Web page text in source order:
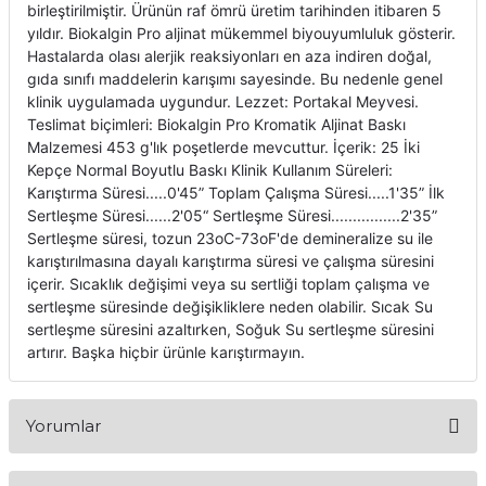
Periodontoloji
Restoratif El Aletleri
birleştirilmiştir. Ürünün raf ömrü üretim tarihinden itibaren 5
yıldır. Biokalgin Pro aljinat mükemmel biyouyumluluk gösterir.
Hastalarda olası alerjik reaksiyonları en aza indiren doğal,
gıda sınıfı maddelerin karışımı sayesinde. Bu nedenle genel
klinik uygulamada uygundur. Lezzet: Portakal Meyvesi.
Teslimat biçimleri: Biokalgin Pro Kromatik Aljinat Baskı
Malzemesi 453 g'lık poşetlerde mevcuttur. İçerik: 25 İki
Kepçe Normal Boyutlu Baskı Klinik Kullanım Süreleri:
Karıştırma Süresi.....0'45” Toplam Çalışma Süresi.....1'35” İlk
Sertleşme Süresi......2'05“ Sertleşme Süresi................2'35”
Sertleşme süresi, tozun 23oC-73oF'de demineralize su ile
karıştırılmasına dayalı karıştırma süresi ve çalışma süresini
içerir. Sıcaklık değişimi veya su sertliği toplam çalışma ve
sertleşme süresinde değişikliklere neden olabilir. Sıcak Su
sertleşme süresini azaltırken, Soğuk Su sertleşme süresini
artırır. Başka hiçbir ürünle karıştırmayın.
Yorumlar